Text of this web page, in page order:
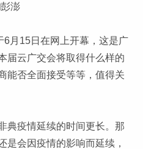
澎
月15日在网上开幕，这是广
届云广交会将取得什么样的
能否全面接受等等，值得关
典疫情延续的时间更长。那
是会因疫情的影响而延续，